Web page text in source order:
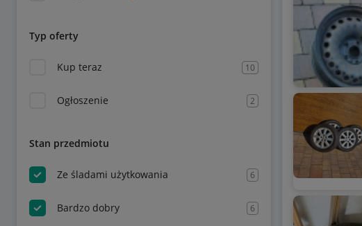
Typ oferty
Kup teraz 10
Ogłoszenie 2
Stan przedmiotu
Ze śladami użytkowania 6
Bardzo dobry 6